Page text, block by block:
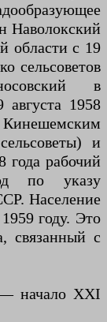
Наволокский
области с 19
сельсоветов
в
1958
Кинешемским
и
года рабочий
по указу
Население
году. Это
связанный с
начало XXI